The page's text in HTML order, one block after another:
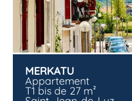
MERKATU
Appartement
T1 bis de 27 m²